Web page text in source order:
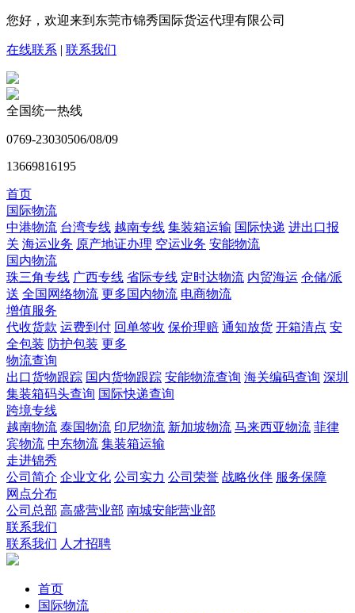
您好，欢迎来到东莞市锦秀国际货运代理有限公司
在线联系 | 联系我们
全国统一热线
0769-23030506/08/09
13669816195
首页
国际物流
中港物流 台湾专线 越南专线 集装箱运输 国际快递 进出口报
关 海运业务 原产地证办理 空运业务 安能物流
国内物流
珠三角专线 广西专线 省际专线 定时达物流 内贸海运 仓储/派
送 全国网络物流 更多国内物流 电商物流
增值服务
代收货款 运费到付 回单签收 保价理赔 通知放货 开箱清点 安
全包装 防护包装 更多
物流查询
出口货物跟踪 国内货物跟踪 安能物流查询 海关编码查询 深圳
集装箱码头查询 国际快递查询
跨境专线
越南物流 泰国物流 印尼物流 新加坡物流 马来西亚物流 菲律
宾物流 中东物流 集装箱运输
走进锦秀
公司简介 企业文化 公司实力 公司荣誉 战略伙伴 服务保障
网点分布
公司总部 高盛营业部 南城安能营业部
联系我们
联系我们 人才招聘
首页
国际物流